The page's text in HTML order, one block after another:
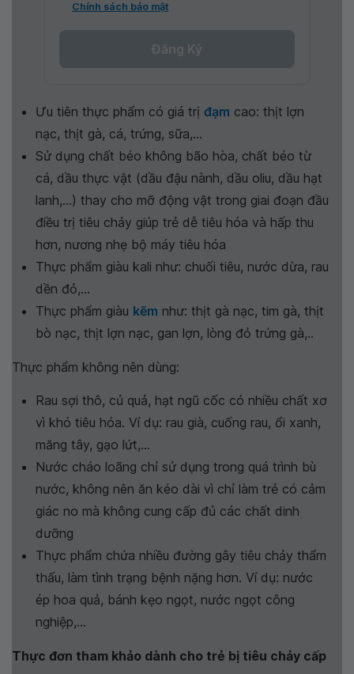
Chính sách bảo mật
Đăng Ký
Ưu tiên thực phẩm có giá trị đạm cao: thịt lợn
nạc, thịt gà, cá, trứng, sữa,...
Sử dụng chất béo không bão hòa, chất béo từ
cá, dầu thực vật (dầu đậu nành, dầu oliu, dầu hạt
lanh,...) thay cho mỡ động vật trong giai đoạn đầu
điều trị tiêu chảy giúp trẻ dễ tiêu hóa và hấp thu
hơn, nương nhẹ bộ máy tiêu hóa
Thực phẩm giàu kali như: chuối tiêu, nước dừa, rau
dền đỏ,...
Thực phẩm giàu kẽm như: thịt gà nạc, tim gà, thịt
bò nạc, thịt lợn nạc, gan lợn, lòng đỏ trứng gà,..
Thực phẩm không nên dùng:
Rau sợi thô, củ quả, hạt ngũ cốc có nhiều chất xơ
vì khó tiêu hóa. Ví dụ: rau già, cuống rau, ổi xanh,
măng tây, gạo lứt,...
Nước cháo loãng chỉ sử dụng trong quá trình bù
nước, không nên ăn kéo dài vì chỉ làm trẻ có cảm
giác no mà không cung cấp đủ các chất dinh
dưỡng
Thực phẩm chứa nhiều đường gây tiêu chảy thẩm
thấu, làm tình trạng bệnh nặng hơn. Ví dụ: nước
ép hoa quả, bánh kẹo ngọt, nước ngọt công
nghiệp,...
Thực đơn tham khảo dành cho trẻ bị tiêu chảy cấp